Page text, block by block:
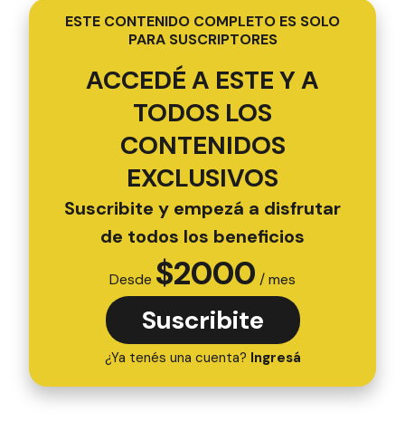
ESTE CONTENIDO COMPLETO ES SOLO
PARA SUSCRIPTORES
ACCEDÉ A ESTE Y A
TODOS LOS
CONTENIDOS
EXCLUSIVOS
Suscribite y empezá a disfrutar
de todos los beneficios
Desde $2000 / mes
Suscribite
¿Ya tenés una cuenta? Ingresá